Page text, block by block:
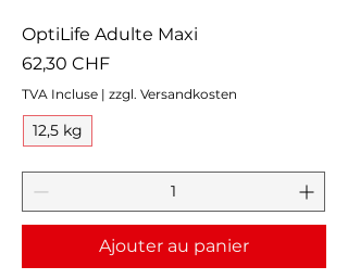
OptiLife Adulte Maxi
Prix
62,30 CHF
TVA Incluse | zzgl. Versandkosten
12,5 kg
Ajouter au panier